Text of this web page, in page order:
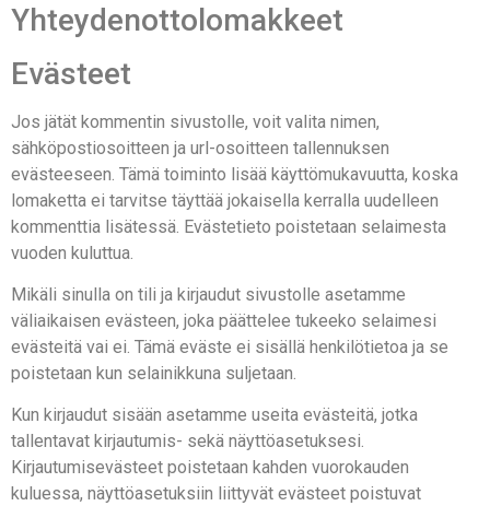
Yhteydenottolomakkeet
Evästeet
Jos jätät kommentin sivustolle, voit valita nimen,
sähköpostiosoitteen ja url-osoitteen tallennuksen
evästeeseen. Tämä toiminto lisää käyttömukavuutta, koska
lomaketta ei tarvitse täyttää jokaisella kerralla uudelleen
kommenttia lisätessä. Evästetieto poistetaan selaimesta
vuoden kuluttua.
Mikäli sinulla on tili ja kirjaudut sivustolle asetamme
väliaikaisen evästeen, joka päättelee tukeeko selaimesi
evästeitä vai ei. Tämä eväste ei sisällä henkilötietoa ja se
poistetaan kun selainikkuna suljetaan.
Kun kirjaudut sisään asetamme useita evästeitä, jotka
tallentavat kirjautumis- sekä näyttöasetuksesi.
Kirjautumisevästeet poistetaan kahden vuorokauden
kuluessa, näyttöasetuksiin liittyvät evästeet poistuvat